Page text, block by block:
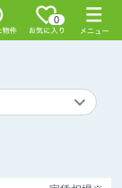
0